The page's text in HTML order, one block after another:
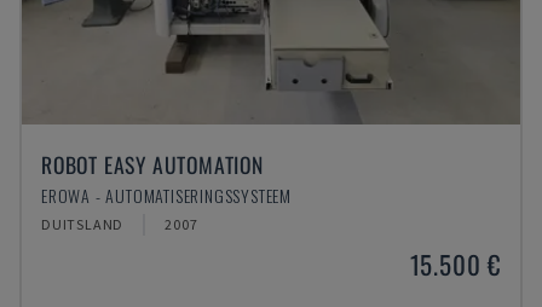
ROBOT EASY AUTOMATION
EROWA - AUTOMATISERINGSSYSTEEM
DUITSLAND 2007
15.500 €